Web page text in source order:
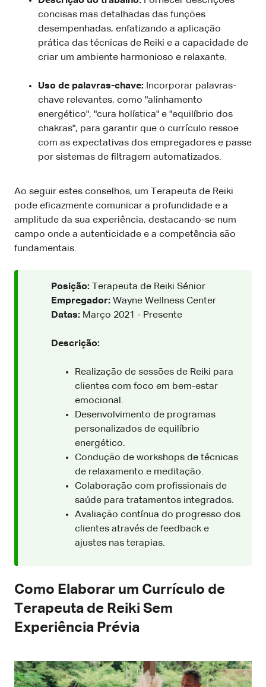
concisas mas detalhadas das funções
desempenhadas, enfatizando a aplicação
prática das técnicas de Reiki e a capacidade de
criar um ambiente harmonioso e relaxante.
Uso de palavras-chave: Incorporar palavras-
chave relevantes, como "alinhamento
energético", "cura holística" e "equilíbrio dos
chakras", para garantir que o currículo ressoe
com as expectativas dos empregadores e passe
por sistemas de filtragem automatizados.
Ao seguir estes conselhos, um Terapeuta de Reiki
pode eficazmente comunicar a profundidade e a
amplitude da sua experiência, destacando-se num
campo onde a autenticidade e a competência são
fundamentais.
Posição: Terapeuta de Reiki Sénior
Empregador: Wayne Wellness Center
Datas: Março 2021 - Presente
Descrição:
Realização de sessões de Reiki para
clientes com foco em bem-estar
emocional.
Desenvolvimento de programas
personalizados de equilíbrio
energético.
Condução de workshops de técnicas
de relaxamento e meditação.
Colaboração com profissionais de
saúde para tratamentos integrados.
Avaliação contínua do progresso dos
clientes através de feedback e
ajustes nas terapias.
Como Elaborar um Currículo de
Terapeuta de Reiki Sem
Experiência Prévia